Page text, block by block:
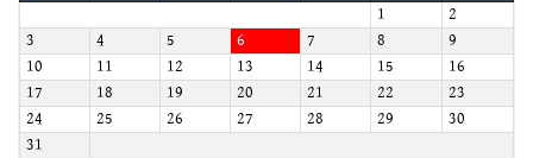
1
2
3
4 5 6 7 8
9
10
11 12 13 14 15
16
17
18 19 20 21 22
23
24
25 26 27 28 29
30
31